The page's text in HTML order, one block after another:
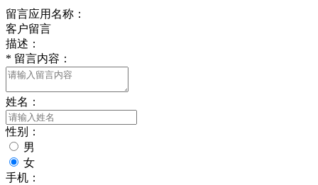
留言应用名称：
客户留言
描述：
* 留言内容：
姓名：
性别：
男
女
手机：